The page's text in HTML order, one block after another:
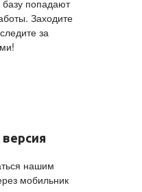
попадают
Заходите
за
нашим
мобильник